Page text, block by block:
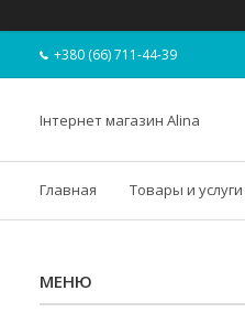
+380 (66) 711-44-39
Інтернет магазин Alina
Главная Товары и услуги